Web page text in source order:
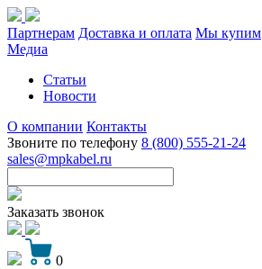
Партнерам Доставка и оплата Мы купим
Медиа
Статьи
Новости
О компании Контакты
Звоните по телефону 8 (800) 555-21-24
sales@mpkabel.ru
Заказать звонок
0